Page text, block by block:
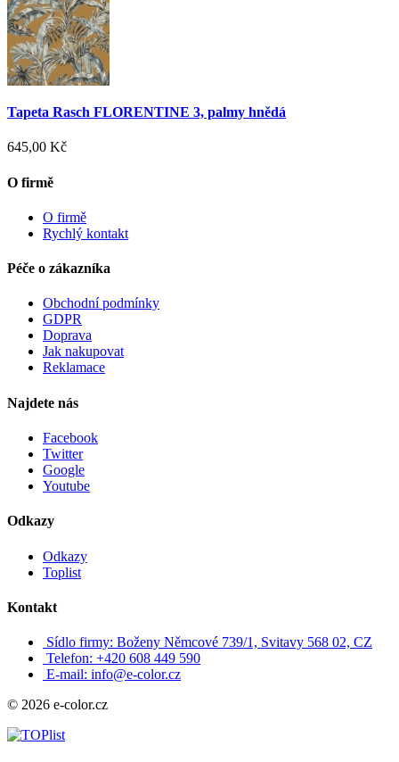
Tapeta Rasch FLORENTINE 3, palmy hnědá
645,00 Kč
O firmě
O firmě
Rychlý kontakt
Péče o zákazníka
Obchodní podmínky
GDPR
Doprava
Jak nakupovat
Reklamace
Najdete nás
Facebook
Twitter
Google
Youtube
Odkazy
Odkazy
Toplist
Kontakt
Sídlo firmy: Boženy Němcové 739/1, Svitavy 568 02, CZ
Telefon: +420 608 449 590
E-mail: info@e-color.cz
© 2026 e-color.cz